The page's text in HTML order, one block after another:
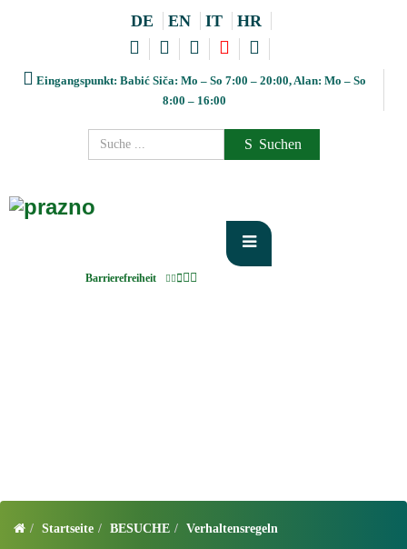
DE EN IT HR
Eingangspunkt: Babić Siča: Mo – So 7:00 – 20:00, Alan: Mo – So
8:00 – 16:00
Suchen
Barrierefreiheit
Startseite BESUCHE Verhaltensregeln